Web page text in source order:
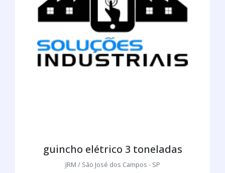
guincho elétrico 3 toneladas
JRM / São José dos Campos - SP